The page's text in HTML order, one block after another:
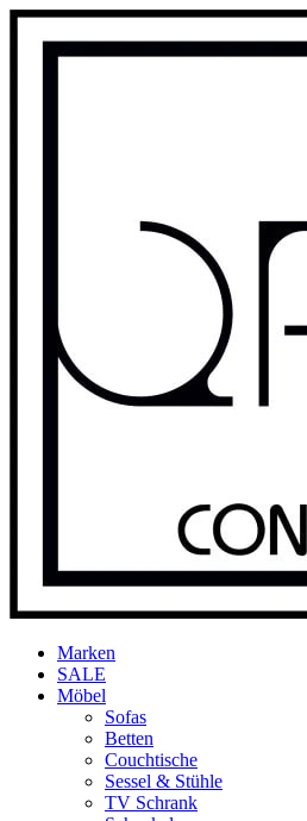
Marken
SALE
Möbel
Sofas
Betten
Couchtische
Sessel & Stühle
TV Schrank